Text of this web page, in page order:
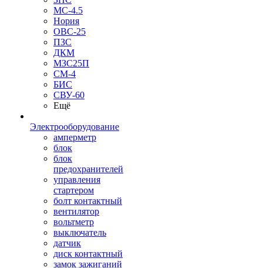
МС-4.5
Нория
ОВС-25
ПЗС
ДКМ
МЗС25П
СМ-4
БИС
СВУ-60
Ещё
Электрооборудование
амперметр
блок
блок
предохранителей
управления
стартером
болт контактный
вентилятор
вольтметр
выключатель
датчик
диск контактный
замок зажиганий